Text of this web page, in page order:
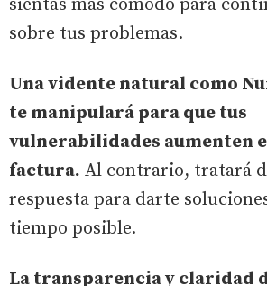
sientas más cómodo para
sobre tus problemas.
Una vidente natural como
te manipulará para que tus
vulnerabilidades aumenten
factura. Al contrario, tratará
respuesta para darte
tiempo posible.
La transparencia y claridad